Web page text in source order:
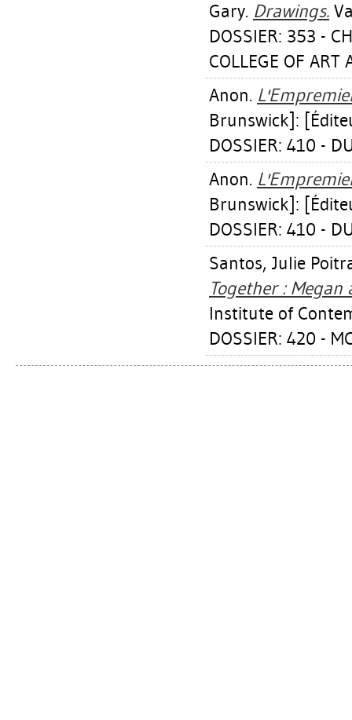
Gary. Drawings.
DOSSIER: 353 -
COLLEGE OF
Anon.
Brunswick]:
DOSSIER: 410 -
Anon.
Brunswick]:
DOSSIER: 410 -
Santos, Julie
Together :
Institute of
DOSSIER: 420 -